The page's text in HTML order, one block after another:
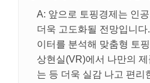
A: 앞으로 토핑경제는 인
더욱 고도화될 전망입니다
이터를 분석해 맞춤형 토
상현실(VR)에서 나만의
는 등 더욱 실감 나고 편리